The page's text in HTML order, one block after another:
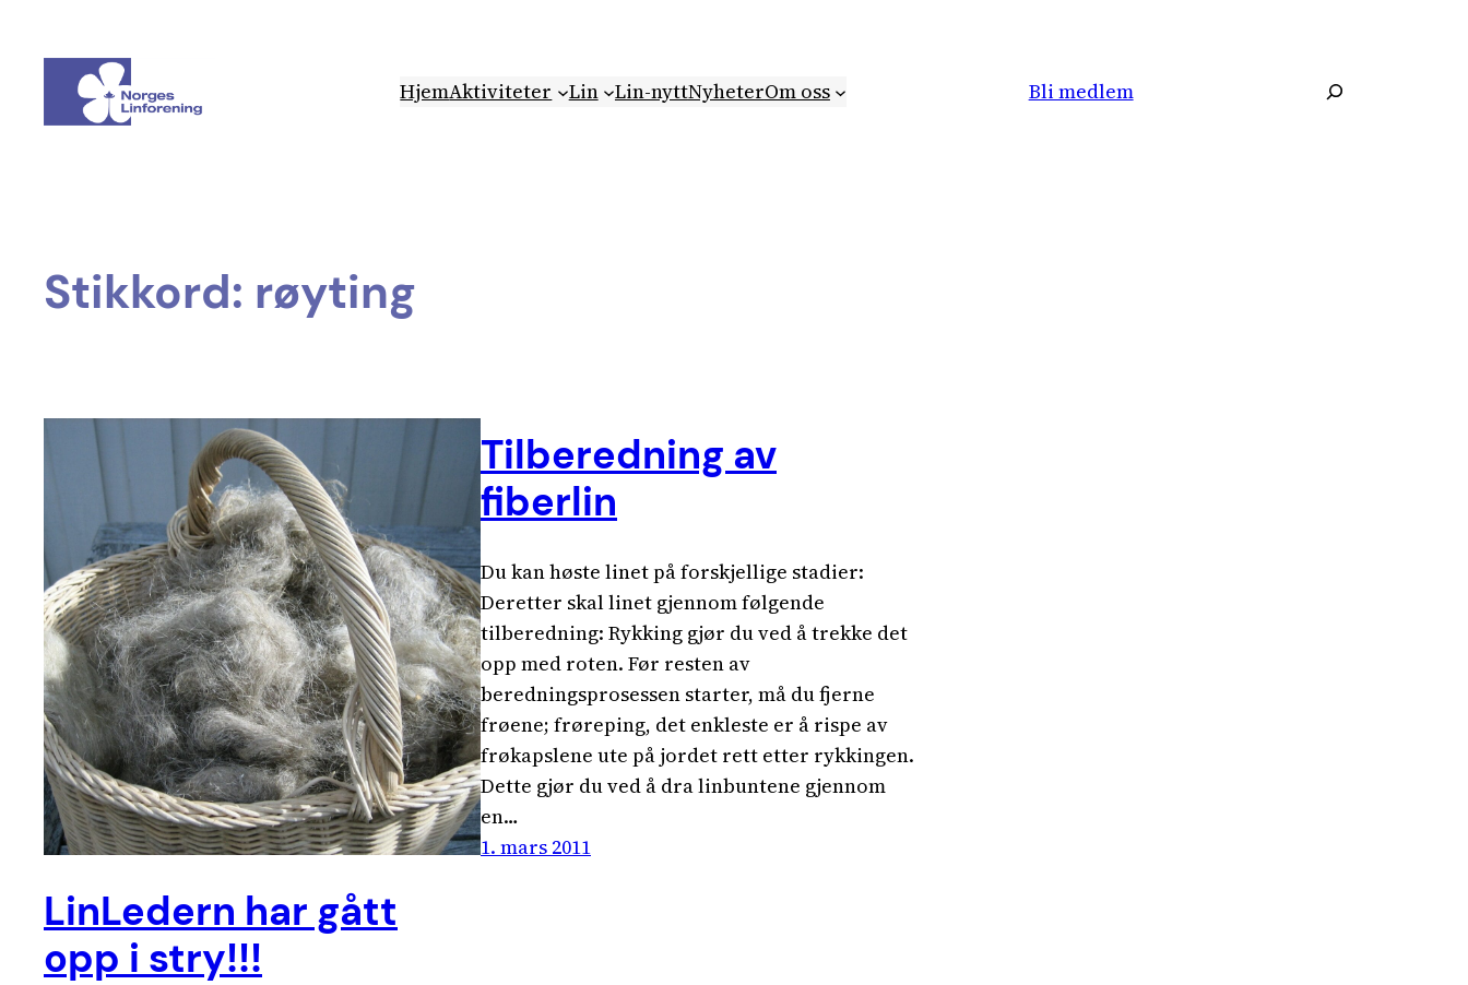
innhold
HjemAktiviteter Lin Lin-nyttNyheterOm oss Bli medlem Søk
Stikkord: røyting
LinLedern har gått
opp i stry!!!
Tilberedning av
fiberlin
Du kan høste linet på forskjellige stadier:
Deretter skal linet gjennom følgende
tilberedning: Rykking gjør du ved å trekke det
opp med roten. Før resten av
beredningsprosessen starter, må du fjerne
frøene; frøreping, det enkleste er å rispe av
frøkapslene ute på jordet rett etter rykkingen.
Dette gjør du ved å dra linbuntene gjennom
en…
1. mars 2011